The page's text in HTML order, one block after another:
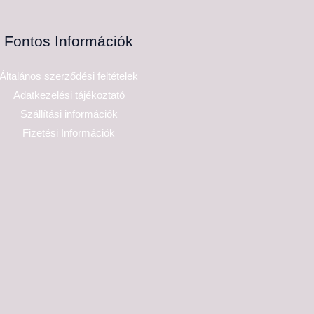
Fontos Információk
Általános szerződési feltételek
Adatkezelési tájékoztató
Szállítási információk
Fizetési Információk